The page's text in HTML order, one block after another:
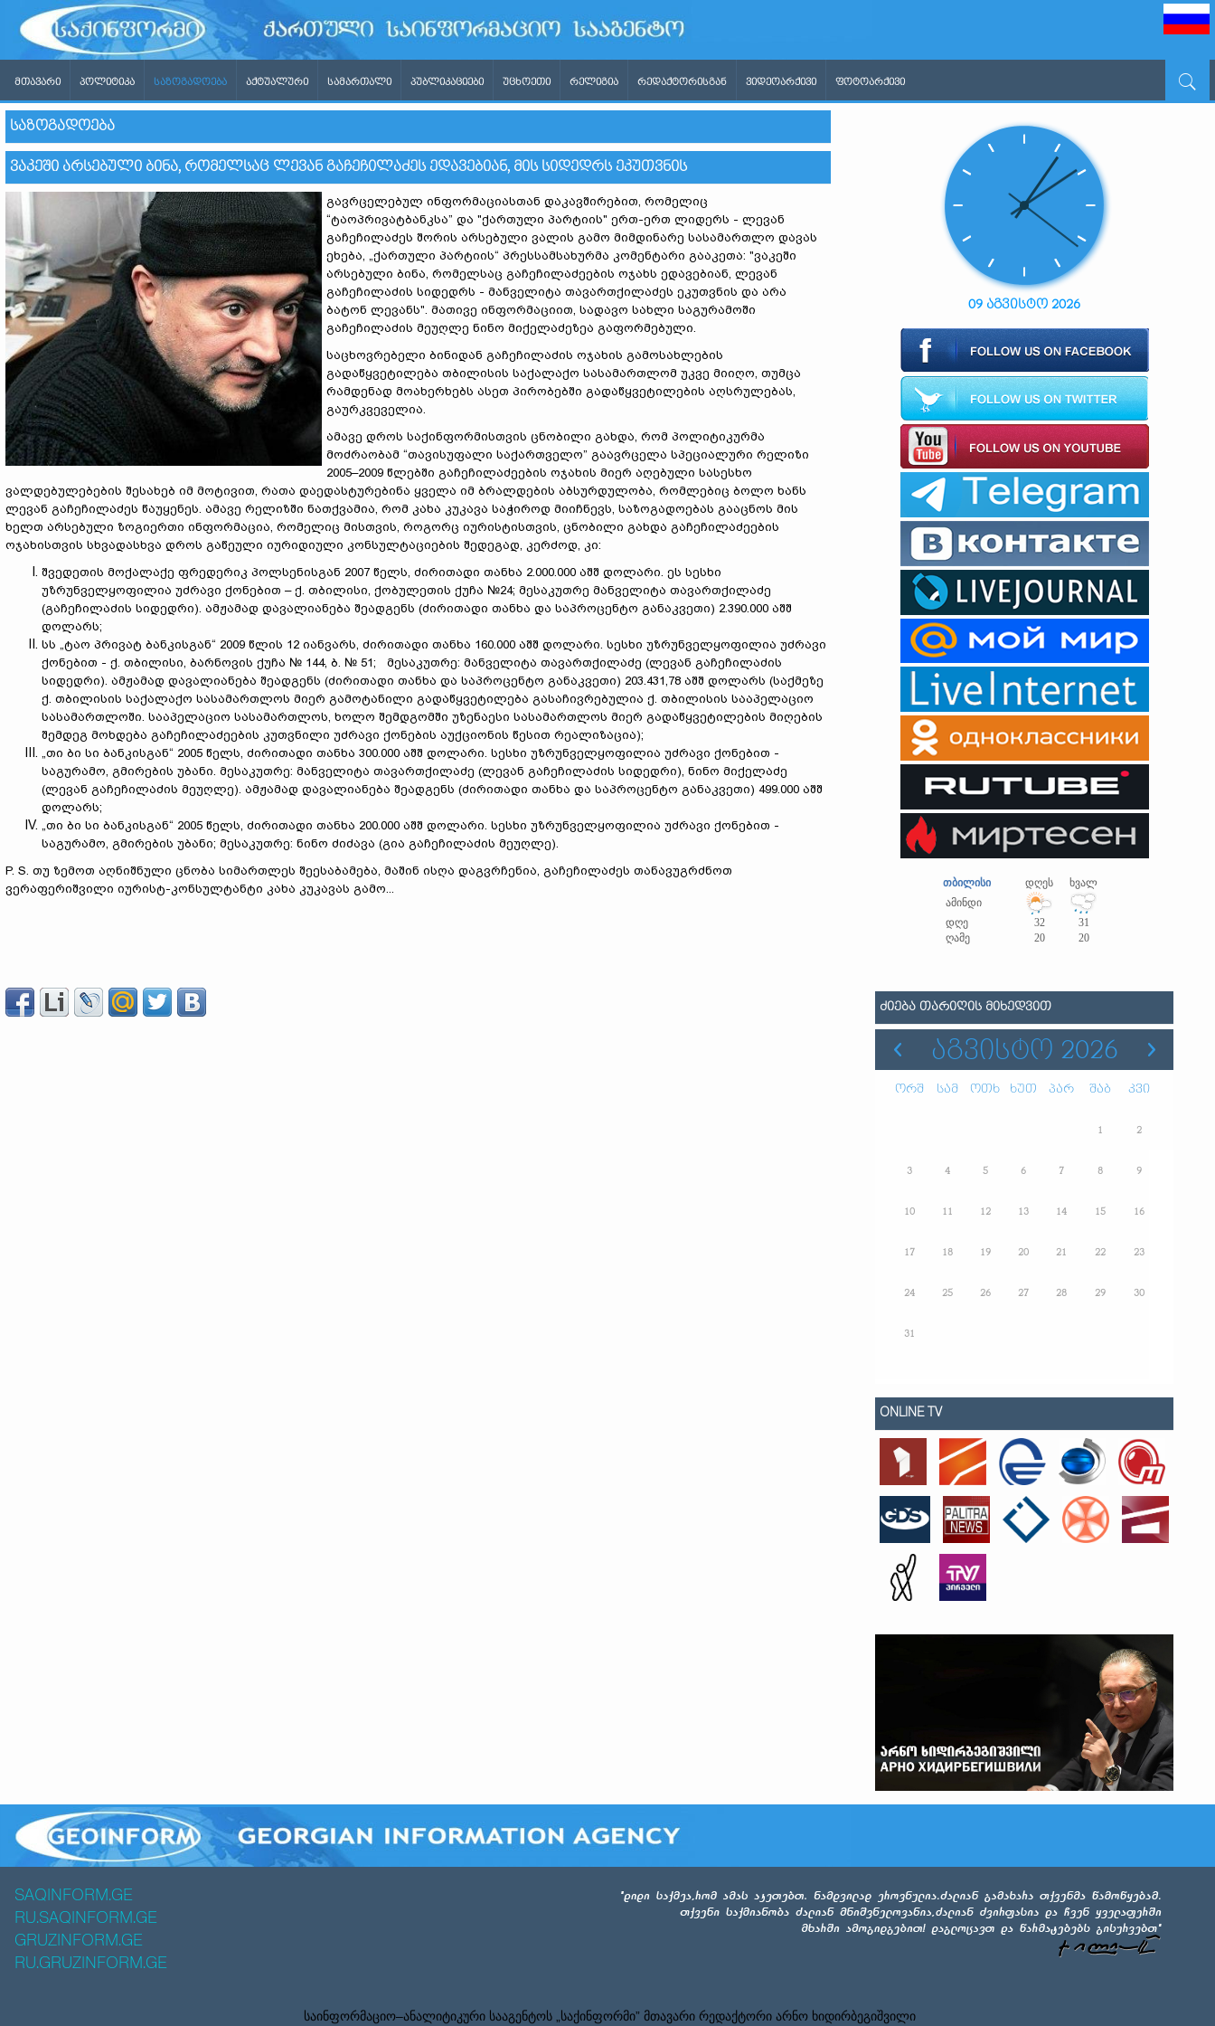
ᲛᲗᲐᲕᲐᲠᲘ ᲞᲝᲚᲘᲢᲘᲙᲐ ᲡᲐᲖᲝᲒᲐᲓᲝᲔᲑᲐ ᲐᲥᲢᲣᲐᲚᲣᲠᲘ ᲡᲐᲛᲐᲠᲗᲐᲚᲘ ᲞᲣᲑᲚᲘᲙᲐᲪᲘᲔᲑᲘ ᲣᲪᲮᲝᲔᲗᲘ ᲠᲔᲚᲘᲒᲘᲐ ᲠᲔᲓᲐᲥᲢᲝᲠᲘᲡᲒᲐᲜ ᲕᲘᲓᲔᲝᲐᲠᲥᲘᲕᲘ ᲤᲝᲢᲝᲐᲠᲥᲘᲕᲘ
ᲡᲐᲖᲝᲒᲐᲓᲝᲔᲑᲐ
ᲕᲐᲙᲔᲨᲘ ᲐᲠᲡᲔᲑᲣᲚᲘ ᲑᲘᲜᲐ, ᲠᲝᲛᲔᲚᲡᲐᲪ ᲚᲔᲕᲐᲜ ᲒᲐᲩᲔᲩᲘᲚᲐᲫᲔᲡ ᲔᲓᲐᲕᲔᲑᲘᲐᲜ, ᲛᲘᲡ ᲡᲘᲓᲔᲓᲠᲡ ᲔᲙᲣᲗᲕᲜᲘᲡ
გავრცელებულ ინფორმაციასთან დაკავშირებით, რომელიც
“ტაოპრივატბანკსა” და "ქართული პარტიის" ერთ-ერთ ლიდერს - ლევან
გაჩეჩილაძეს შორის არსებული ვალის გამო მიმდინარე სასამართლო დავას
ეხება, „ქართული პარტიის“ პრესსამსახურმა კომენტარი გააკეთა: "ვაკეში
არსებული ბინა, რომელსაც გაჩეჩილაძეების ოჯახს ედავებიან, ლევან
გაჩეჩილაძის სიდედრს - მანველიტა თავართქილაძეს ეკუთვნის და არა
ბატონ ლევანს". მათივე ინფორმაციით, სადავო სახლი საგურამოში
გაჩეჩილაძის მეუღლე ნინო მიქელაძეზეა გაფორმებული.
საცხოვრებელი ბინიდან გაჩეჩილაძის ოჯახის გამოსახლების
გადაწყვეტილება თბილისის საქალაქო სასამართლომ უკვე მიიღო, თუმცა
რამდენად მოახერხებს ასეთ პირობებში გადაწყვეტილების აღსრულებას,
გაურკვეველია.
ამავე დროს საქინფორმისთვის ცნობილი გახდა, რომ პოლიტიკურმა
მოძრაობამ “თავისუფალი საქართველო” გაავრცელა სპეციალური რელიზი
2005–2009 წლებში გაჩეჩილაძეების ოჯახის მიერ აღებული სასესხო
ვალდებულებების შესახებ იმ მოტივით, რათა დაედასტურებინა ყველა იმ ბრალდების აბსურდულობა, რომლებიც ბოლო ხანს
ლევან გაჩეჩილაძეს წაუყენეს. ამავე რელიზში ნათქვამია, რომ კახა კუკავა საჭიროდ მიიჩნევს, საზოგადოებას გააცნოს მის
ხელთ არსებული ზოგიერთი ინფორმაცია, რომელიც მისთვის, როგორც იურისტისთვის, ცნობილი გახდა გაჩეჩილაძეების
ოჯახისთვის სხვადასხვა დროს გაწეული იურიდიული კონსულტაციების შედეგად, კერძოდ, კი:
შვედეთის მოქალაქე ფრედერიკ პოლსენისგან 2007 წელს, ძირითადი თანხა 2.000.000 აშშ დოლარი. ეს სესხი
უზრუნველყოფილია უძრავი ქონებით – ქ. თბილისი, ქობულეთის ქუჩა №24; მესაკუთრე მანველიტა თავართქილაძე
(გაჩეჩილაძის სიდედრი). ამჟამად დავალიანება შეადგენს (ძირითადი თანხა და საპროცენტო განაკვეთი) 2.390.000 აშშ
დოლარს;
სს „ტაო პრივატ ბანკისგან“ 2009 წლის 12 იანვარს, ძირითადი თანხა 160.000 აშშ დოლარი. სესხი უზრუნველყოფილია უძრავი
ქონებით - ქ. თბილისი, ბარნოვის ქუჩა № 144, ბ. № 51; მესაკუთრე: მანველიტა თავართქილაძე (ლევან გაჩეჩილაძის
სიდედრი). ამჟამად დავალიანება შეადგენს (ძირითადი თანხა და საპროცენტო განაკვეთი) 203.431,78 აშშ დოლარს (საქმეზე
ქ. თბილისის საქალაქო სასამართლოს მიერ გამოტანილი გადაწყვეტილება გასაჩივრებულია ქ. თბილისის სააპელაციო
სასამართლოში. სააპელაციო სასამართლოს, ხოლო შემდგომში უზენაესი სასამართლოს მიერ გადაწყვეტილების მიღების
შემდეგ მოხდება გაჩეჩილაძეების კუთვნილი უძრავი ქონების აუქციონის წესით რეალიზაცია);
„თი ბი სი ბანკისგან“ 2005 წელს, ძირითადი თანხა 300.000 აშშ დოლარი. სესხი უზრუნველყოფილია უძრავი ქონებით -
საგურამო, გმირების უბანი. მესაკუთრე: მანველიტა თავართქილაძე (ლევან გაჩეჩილაძის სიდედრი), ნინო მიქელაძე
(ლევან გაჩეჩილაძის მეუღლე). ამჟამად დავალიანება შეადგენს (ძირითადი თანხა და საპროცენტო განაკვეთი) 499.000 აშშ
დოლარს;
„თი ბი სი ბანკისგან“ 2005 წელს, ძირითადი თანხა 200.000 აშშ დოლარი. სესხი უზრუნველყოფილია უძრავი ქონებით -
საგურამო, გმირების უბანი; მესაკუთრე: ნინო ძიძავა (გია გაჩეჩილაძის მეუღლე).
P. S. თუ ზემოთ აღნიშნული ცნობა სიმართლეს შეესაბამება, მაშინ ისღა დაგვრჩენია, გაჩეჩილაძეს თანავუგრძნოთ
ვერაფერიშვილი იურისტ-კონსულტანტი კახა კუკავას გამო...
09 აგვისტო 2026
თბილისი დღეს
ხვალ
ამინდი
დღე
32
31
ღამე
20 20
ᲫᲘᲔᲑᲐ ᲗᲐᲠᲘᲦᲘᲡ ᲛᲘᲮᲔᲓᲕᲘᲗ
ᲐᲒᲕᲘᲡᲢᲝ 2026
ორშ სამ ოთხ ხუთ პარ შაბ კვი
1 2
3 4 5 6 7 8 9
10 11 12 13 14 15 16
17 18 19 20 21 22 23
24 25 26 27 28 29 30
31
ONLINE TV
SAQINFORM.GE
RU.SAQINFORM.GE
GRUZINFORM.GE
RU.GRUZINFORM.GE
საინფორმაციო–ანალიტიკური სააგენტოს „საქინფორმი” მთავარი რედაქტორი არნო ხიდირბეგიშვილი